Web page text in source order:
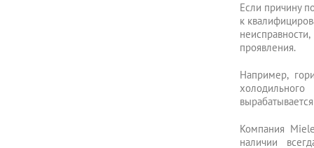
Если причину
к
проявления.
Например,
Компания
наличии